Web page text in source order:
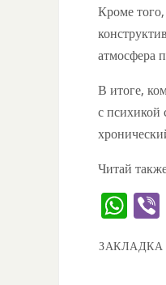
Кроме
атмосфера
В итоге,
с психикой
Читай
W
at
ЗАКЛАДКА